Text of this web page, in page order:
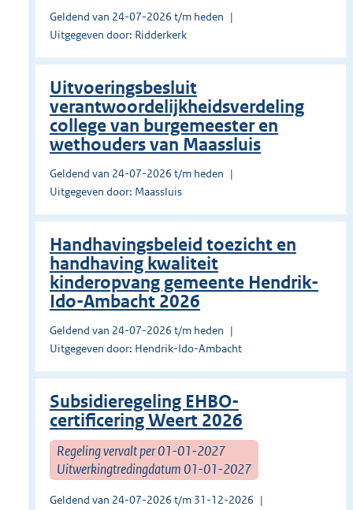
Geldend van 24-07-2026 t/m heden
Uitgegeven door: Ridderkerk
Uitvoeringsbesluit
verantwoordelijkheidsverdeling
college van burgemeester en
wethouders van Maassluis
Geldend van 24-07-2026 t/m heden
Uitgegeven door: Maassluis
Handhavingsbeleid toezicht en
handhaving kwaliteit
kinderopvang gemeente Hendrik-
Ido-Ambacht 2026
Geldend van 24-07-2026 t/m heden
Uitgegeven door: Hendrik-Ido-Ambacht
Subsidieregeling EHBO-
certificering Weert 2026
Regeling vervalt per 01-01-2027
Uitwerkingtredingdatum 01-01-2027
Geldend van 24-07-2026 t/m 31-12-2026